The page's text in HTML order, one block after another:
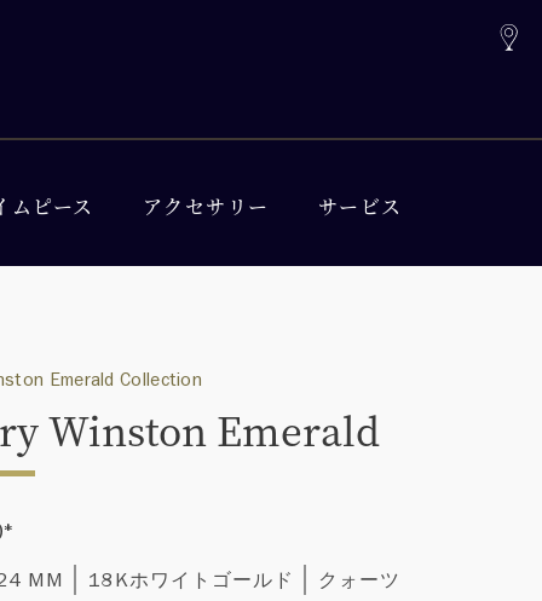
ムピース アクセサリー サービス
Emerald Collection
Winston Emerald
*
MM 18Kホワイトゴールド クォーツ